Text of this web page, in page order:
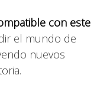
con este
el mundo de
nuevos